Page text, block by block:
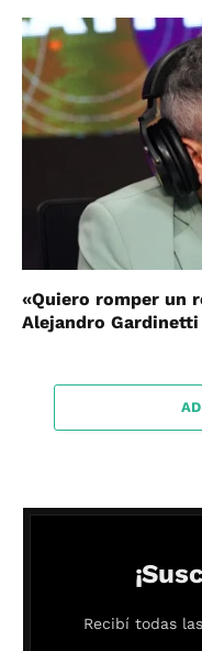
«Quiero romper un
Alejandro Gardinetti
Recibí todas